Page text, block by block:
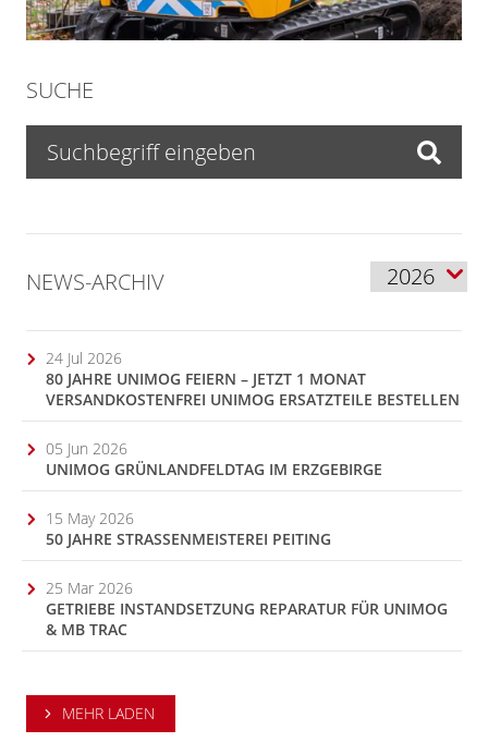
SUCHE
NEWS-ARCHIV
24 Jul 2026
80 JAHRE UNIMOG FEIERN – JETZT 1 MONAT
VERSANDKOSTENFREI UNIMOG ERSATZTEILE BESTELLEN
05 Jun 2026
UNIMOG GRÜNLANDFELDTAG IM ERZGEBIRGE
15 May 2026
50 JAHRE STRASSENMEISTEREI PEITING
25 Mar 2026
GETRIEBE INSTANDSETZUNG REPARATUR FÜR UNIMOG
& MB TRAC
MEHR LADEN